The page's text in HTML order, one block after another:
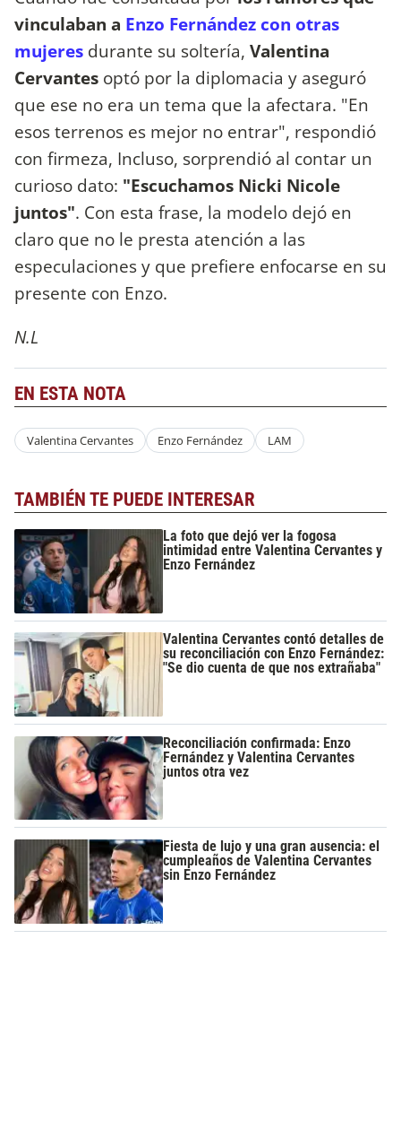
vinculaban a Enzo Fernández con otras
mujeres durante su soltería, Valentina
Cervantes optó por la diplomacia y aseguró
que ese no era un tema que la afectara. "En
esos terrenos es mejor no entrar", respondió
con firmeza, Incluso, sorprendió al contar un
curioso dato: "Escuchamos Nicki Nicole
juntos". Con esta frase, la modelo dejó en
claro que no le presta atención a las
especulaciones y que prefiere enfocarse en su
presente con Enzo.
N.L
EN ESTA NOTA
Valentina Cervantes Enzo Fernández LAM
TAMBIÉN TE PUEDE INTERESAR
La foto que dejó ver la fogosa
intimidad entre Valentina Cervantes y
Enzo Fernández
Valentina Cervantes contó detalles de
su reconciliación con Enzo Fernández:
"Se dio cuenta de que nos extrañaba"
Reconciliación confirmada: Enzo
Fernández y Valentina Cervantes
juntos otra vez
Fiesta de lujo y una gran ausencia: el
cumpleaños de Valentina Cervantes
sin Enzo Fernández